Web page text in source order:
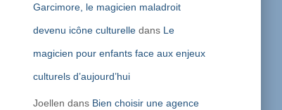
Garcimore, le magicien maladroit
devenu icône culturelledans Le
magicien pour enfants face aux enjeux
culturels d’aujourd’hui
Joellen dans Bien choisir une agence